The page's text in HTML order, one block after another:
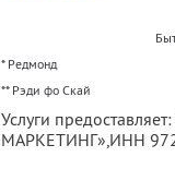
* Редмонд
** Рэди фо Скай
Услуги
МАРКЕТИНГ»,ИНН